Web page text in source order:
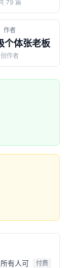
79 篇
作者
个体张老板
创作者
有人可
付费